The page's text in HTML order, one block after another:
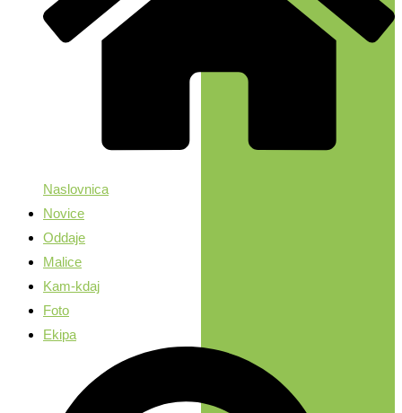
Naslovnica
Novice
Oddaje
Malice
Kam-kdaj
Foto
Ekipa